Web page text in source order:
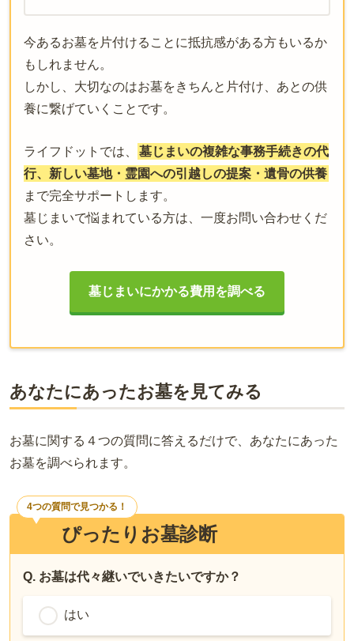
今あるお墓を片付けることに抵抗感がある方もいるか
もしれません。
しかし、大切なのはお墓をきちんと片付け、あとの供
養に繋げていくことです。
ライフドットでは、
墓じまいの複雑な事務手続きの代
行、新しい墓地・霊園への引越しの提案・遺骨の供養
まで完全サポートします。
墓じまいで悩まれている方は、一度お問い合わせくだ
さい。
墓じまいにかかる費用を調べる
あなたにあったお墓を見てみる
お墓に関する４つの質問に答えるだけで、あなたにあった
お墓を調べられます。
ぴったりお墓診断
4つの質問で見つかる！
Q. お墓は代々継いでいきたいですか？
はい